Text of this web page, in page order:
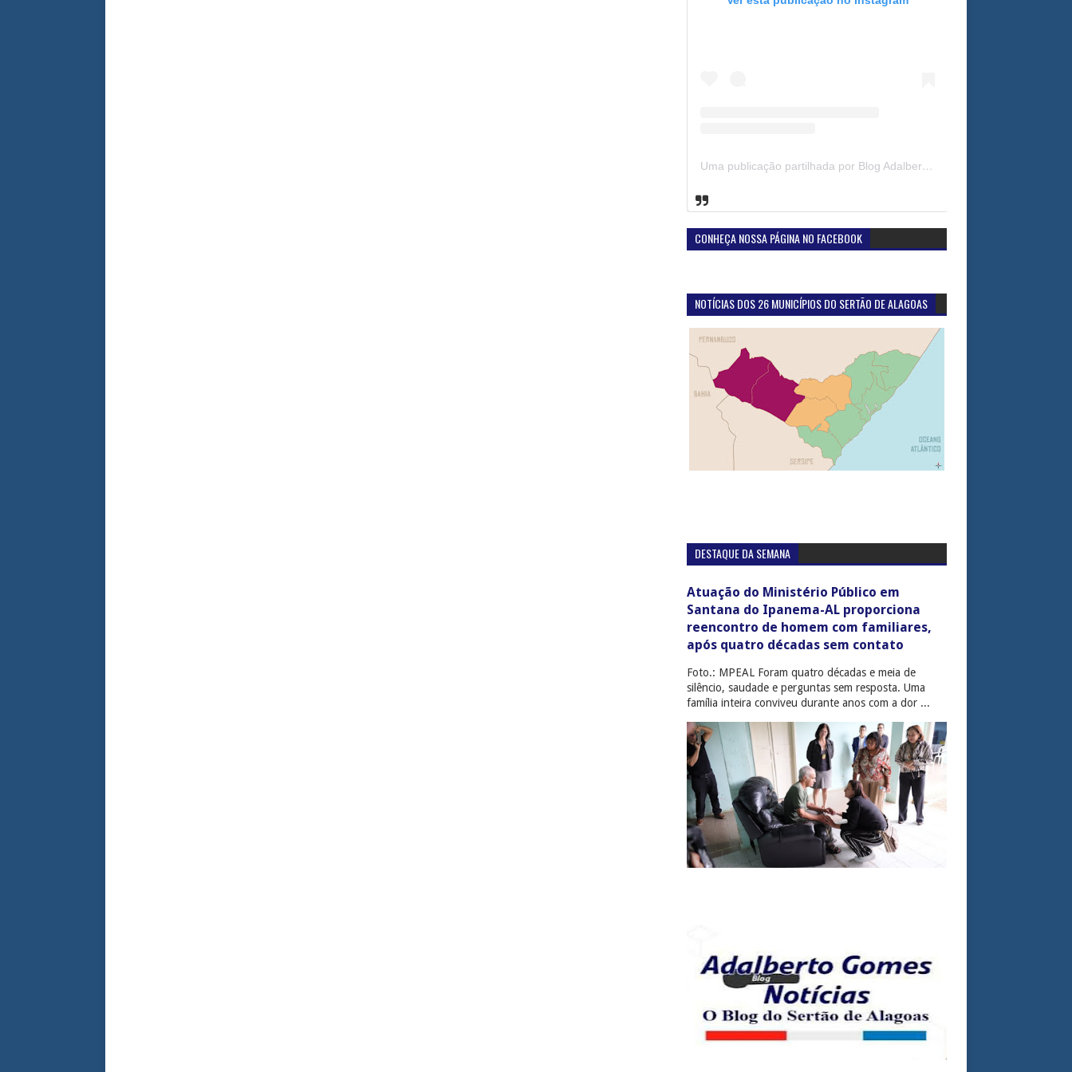
Uma publicação partilhada por Blog Adalberto Gomes Noticias (@blogadalbertogomesnoticiass)
CONHEÇA NOSSA PÁGINA NO FACEBOOK
NOTÍCIAS DOS 26 MUNICÍPIOS DO SERTÃO DE ALAGOAS
DESTAQUE DA SEMANA
Atuação do Ministério Público em
Santana do Ipanema-AL proporciona
reencontro de homem com familiares,
após quatro décadas sem contato
Foto.: MPEAL Foram quatro décadas e meia de
silêncio, saudade e perguntas sem resposta. Uma
família inteira conviveu durante anos com a dor ...